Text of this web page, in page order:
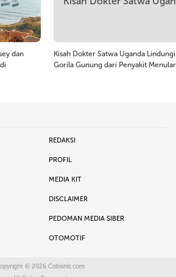
dan
Kisah Dokter Satwa Uganda Lindungi
Gorila Gunung dari Penyakit Menular
REDAKSI
PROFIL
MEDIA KIT
DISCLAIMER
PEDOMAN MEDIA SIBER
OTOMOTIF
© 2026 Cobisnis.com